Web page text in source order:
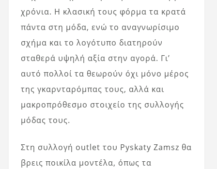
χρόνια. Η κλασική τους φόρμα τα κρατά
πάντα στη μόδα, ενώ το αναγνωρίσιμο
σχήμα και το λογότυπο διατηρούν
σταθερά υψηλή αξία στην αγορά. Γι’
αυτό πολλοί τα θεωρούν όχι μόνο μέρος
της γκαρνταρόμπας τους, αλλά και
μακροπρόθεσμο στοιχείο της συλλογής
μόδας τους.
Στη συλλογή outlet του Pyskaty Zamsz θα
βρεις ποικίλα μοντέλα, όπως τα